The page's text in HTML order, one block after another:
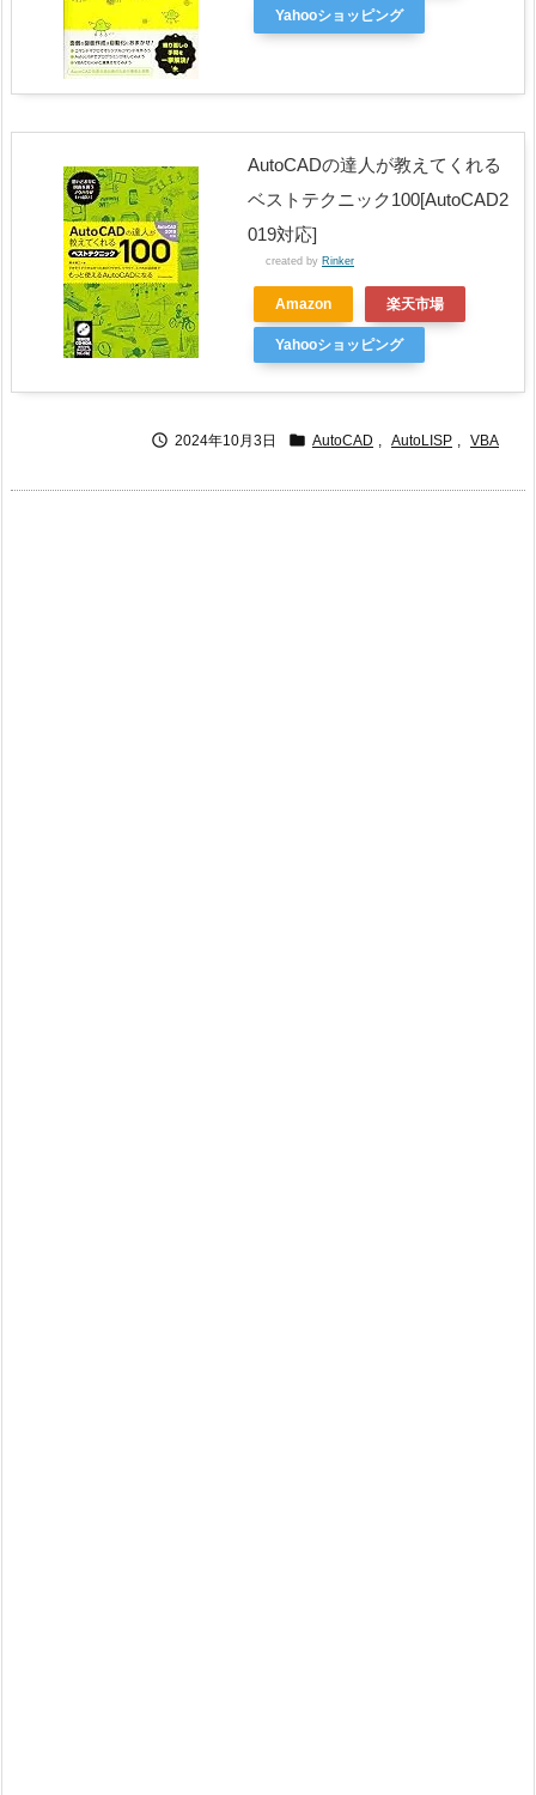
Yahooショッピング
AutoCADの達人が教えてくれる
ベストテクニック100[AutoCAD2
019対応]
created by Rinker
Amazon 楽天市場
Yahooショッピング
 2024年10月3日  AutoCAD AutoLISP VBA